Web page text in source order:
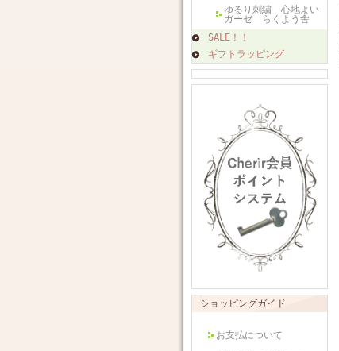
ゆるり刺繍 心地よい
ガーゼ らくよう舎
SALE！！
ギフトラッピング
ショッピングガイド
お支払について